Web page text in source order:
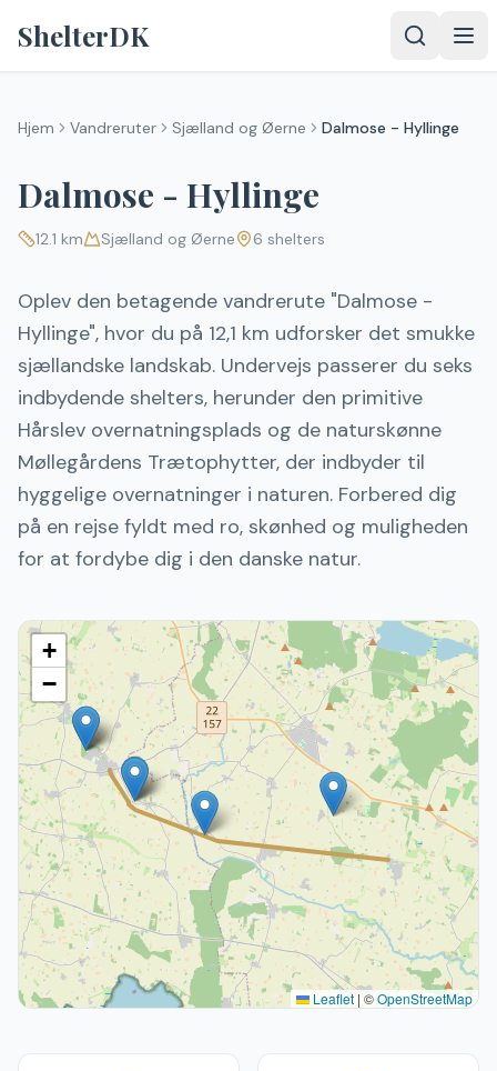
ShelterDK
Hjem Vandreruter Sjælland og Øerne Dalmose - Hyllinge
Dalmose - Hyllinge
12.1 km Sjælland og Øerne 6 shelters
Oplev den betagende vandrerute "Dalmose -
Hyllinge", hvor du på 12,1 km udforsker det smukke
sjællandske landskab. Undervejs passerer du seks
indbydende shelters, herunder den primitive
Hårslev overnatningsplads og de naturskønne
Møllegårdens Trætophytter, der indbyder til
hyggelige overnatninger i naturen. Forbered dig
på en rejse fyldt med ro, skønhed og muligheden
for at fordybe dig i den danske natur.
+
−
Leaflet | ©OpenStreetMap